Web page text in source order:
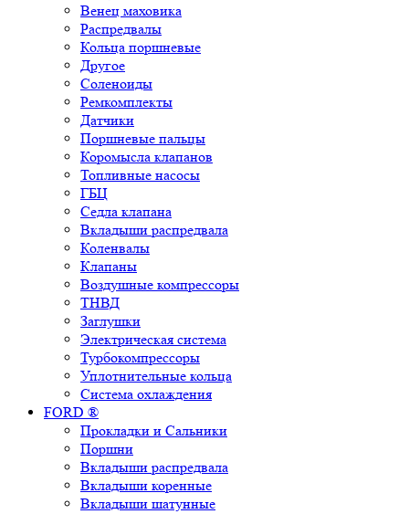
Венец маховика
Распредвалы
Кольца поршневые
Другое
Соленоиды
Ремкомплекты
Датчики
Поршневые пальцы
Коромысла клапанов
Топливные насосы
ГБЦ
Седла клапана
Вкладыши распредвала
Коленвалы
Клапаны
Воздушные компрессоры
ТНВД
Заглушки
Электрическая система
Турбокомпрессоры
Уплотнительные кольца
Система охлаждения
FORD ®
Прокладки и Сальники
Поршни
Вкладыши распредвала
Вкладыши коренные
Вкладыши шатунные